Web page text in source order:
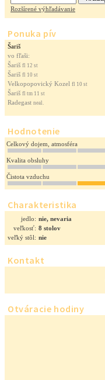
Rozšírené výhľadávanie
Ponuka pív
Šariš
vo fľaši:
Šariš fl 12 st
Šariš fl 10 st
Velkopopovický Kozel fl 10 st
Šariš fl tm 11 st
Radegast neal.
Hodnotenie
Celkový dojem, atmosféra
Kvalita obsluhy
Čistota vzduchu
Charakteristika
jedlo: nie, nevaria
veľkosť: 8 stolov
veľký stôl: nie
Kontakt
Otváracie hodiny